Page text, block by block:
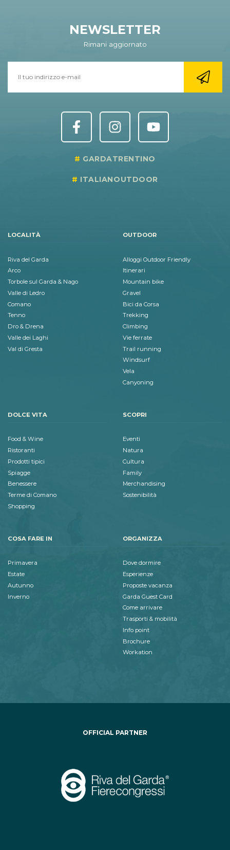
NEWSLETTER
Rimani aggiornato
GARDATRENTINO
ITALIANOUTDOOR
LOCALITÀ
Riva del Garda
Arco
Torbole sul Garda & Nago
Valle di Ledro
Comano
Tenno
Dro & Drena
Valle dei Laghi
Val di Gresta
OUTDOOR
Alloggi Outdoor Friendly
Itinerari
Mountain bike
Gravel
Bici da Corsa
Trekking
Climbing
Vie ferrate
Trail running
Windsurf
Vela
Canyoning
DOLCE VITA
Food & Wine
Ristoranti
Prodotti tipici
Spiagge
Benessere
Terme di Comano
Shopping
SCOPRI
Eventi
Natura
Cultura
Family
Merchandising
Sostenibilità
COSA FARE IN
Primavera
Estate
Autunno
Inverno
ORGANIZZA
Dove dormire
Esperienze
Proposte vacanza
Garda Guest Card
Come arrivare
Trasporti & mobilità
Info point
Brochure
Workation
OFFICIAL PARTNER